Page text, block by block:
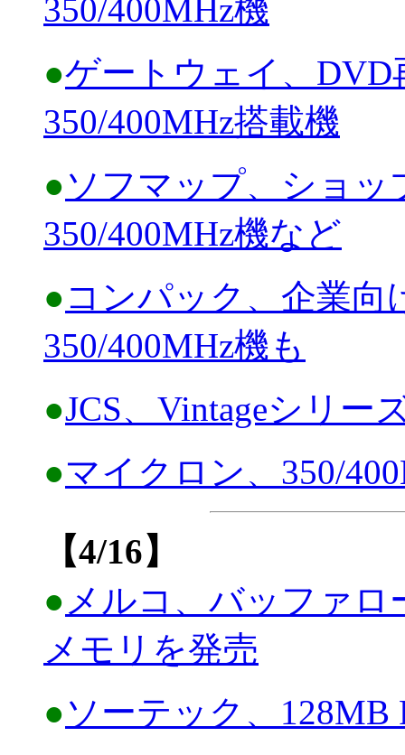
350/400MHz機
●ゲートウェイ、DVD
350/400MHz搭載機
●ソフマップ、ショッ
350/400MHz機など
●コンパック、企業向
350/400MHz機も
●JCS、Vintageシリー
●マイクロン、350/
【4/16】
● メルコ、バッファロ
メモリを発売
●ソーテック、